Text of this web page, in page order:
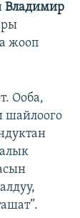
Владимир
жооп
Ооба,
шайлоого